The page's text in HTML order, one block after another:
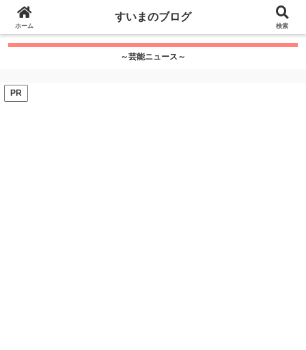
google.com, pub-7115624674097404, DIRECT,
f08c47fec0942fa0
～芸能ニュース～
PR
ホーム
すいまのブログ
検索